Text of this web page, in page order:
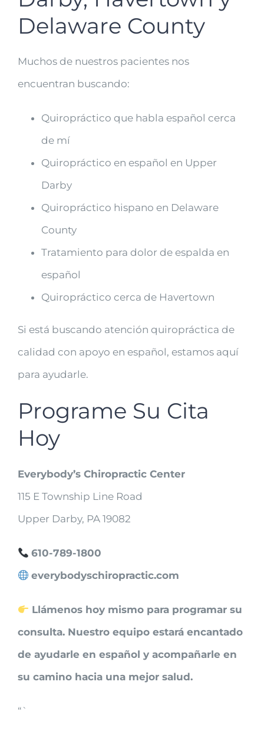
Delaware County
Muchos de nuestros pacientes nos
encuentran buscando:
Quiropráctico que habla español cerca
de mí
Quiropráctico en español en Upper
Darby
Quiropráctico hispano en Delaware
County
Tratamiento para dolor de espalda en
español
Quiropráctico cerca de Havertown
Si está buscando atención quiropráctica de
calidad con apoyo en español, estamos aquí
para ayudarle.
Programe Su Cita
Hoy
Everybody’s Chiropractic Center
115 E Township Line Road
Upper Darby, PA 19082
610-789-1800
everybodyschiropractic.com
Llámenos hoy mismo para programar su
consulta. Nuestro equipo estará encantado
de ayudarle en español y acompañarle en
su camino hacia una mejor salud.
“`